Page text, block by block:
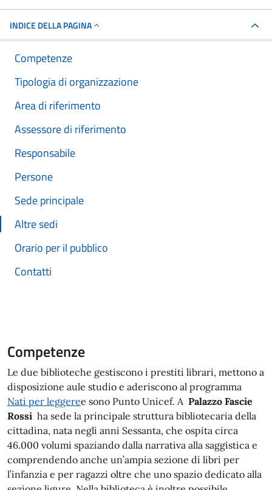
INDICE DELLA PAGINA
Competenze
Tipologia di organizzazione
Area di riferimento
Assessore di riferimento
Responsabile
Persone
Sede principale
Altre sedi
Orario per il pubblico
Contatti
Competenze
Le due biblioteche gestiscono i prestiti librari, mettono a
disposizione aule studio e aderiscono al programma
Nati per leggeree sono Punto Unicef. A Palazzo Fascie
Rossi ha sede la principale struttura bibliotecaria della
cittadina, nata negli anni Sessanta, che ospita circa
46.000 volumi spaziando dalla narrativa alla saggistica e
comprendendo anche un’ampia sezione di libri per
l’infanzia e per ragazzi oltre che uno spazio dedicato alla